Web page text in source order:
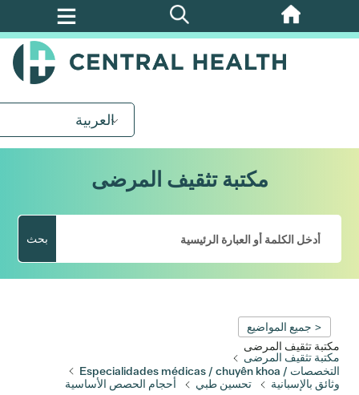
تخطي
العربية
مكتبة تثقيف المرضى
بحث
< جميع المواضيع
مكتبة تثقيف المرضى
مكتبة تثقيف المرضى
التخصصات / Especialidades médicas / chuyên khoa
وثائق بالإسبانية
تحسين طبي أحجام الحصص الأساسية